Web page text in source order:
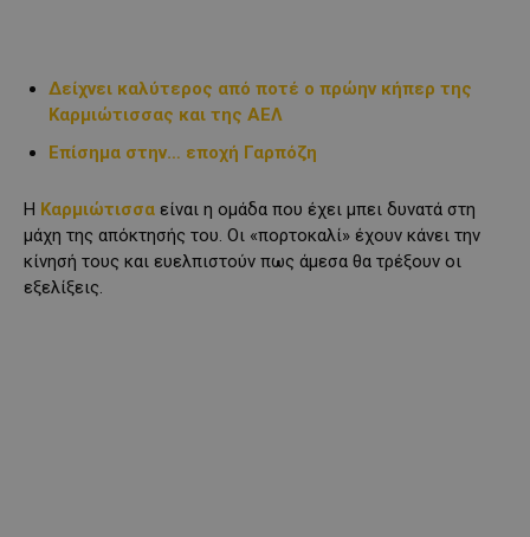
Δείχνει καλύτερος από ποτέ ο πρώην κήπερ της
Καρμιώτισσας και της ΑΕΛ
Επίσημα στην… εποχή Γαρπόζη
Η Καρμιώτισσα είναι η ομάδα που έχει μπει δυνατά στη
μάχη της απόκτησής του. Οι «πορτοκαλί» έχουν κάνει την
κίνησή τους και ευελπιστούν πως άμεσα θα τρέξουν οι
εξελίξεις.